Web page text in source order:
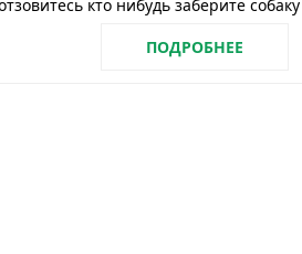
кто нибудь заберите собаку
ПОДРОБНЕЕ